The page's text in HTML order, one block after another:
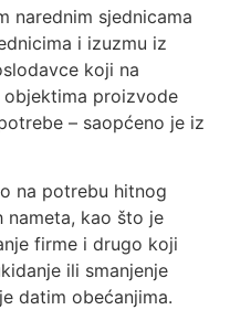
narednim sjednicama
i izuzmu iz
koji na
proizvode
– saopćeno je iz
na potrebu hitnog
nameta, kao što je
firme i drugo koji
ili smanjenje
datim obećanjima.